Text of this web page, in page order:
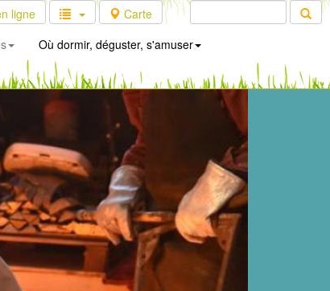
ligne
Carte
Où dormir, déguster, s'amuser